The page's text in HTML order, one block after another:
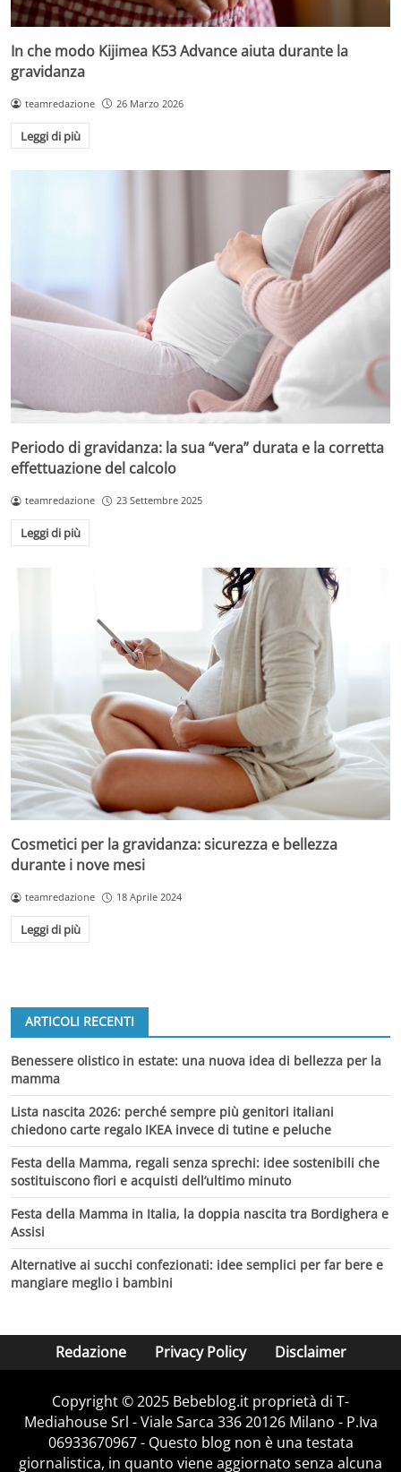
In che modo Kijimea K53 Advance aiuta durante la
gravidanza
teamredazione 26 Marzo 2026
Leggi di più
Periodo di gravidanza: la sua “vera” durata e la corretta
effettuazione del calcolo
teamredazione 23 Settembre 2025
Leggi di più
Cosmetici per la gravidanza: sicurezza e bellezza
durante i nove mesi
teamredazione 18 Aprile 2024
Leggi di più
ARTICOLI RECENTI
Benessere olistico in estate: una nuova idea di bellezza per la
mamma
Lista nascita 2026: perché sempre più genitori italiani
chiedono carte regalo IKEA invece di tutine e peluche
Festa della Mamma, regali senza sprechi: idee sostenibili che
sostituiscono fiori e acquisti dell’ultimo minuto
Festa della Mamma in Italia, la doppia nascita tra Bordighera e
Assisi
Alternative ai succhi confezionati: idee semplici per far bere e
mangiare meglio i bambini
Redazione Privacy Policy Disclaimer
Copyright © 2025 Bebeblog.it proprietà di T-
Mediahouse Srl - Viale Sarca 336 20126 Milano - P.Iva
06933670967 - Questo blog non è una testata
giornalistica, in quanto viene aggiornato senza alcuna